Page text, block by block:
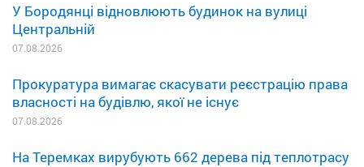
У Бородянці відновлюють будинок на вулиці
Центральній
07.08.2026
Прокуратура вимагає скасувати реєстрацію права
власності на будівлю, якої не існує
07.08.2026
На Теремках вирубують 662 дерева під теплотрасу